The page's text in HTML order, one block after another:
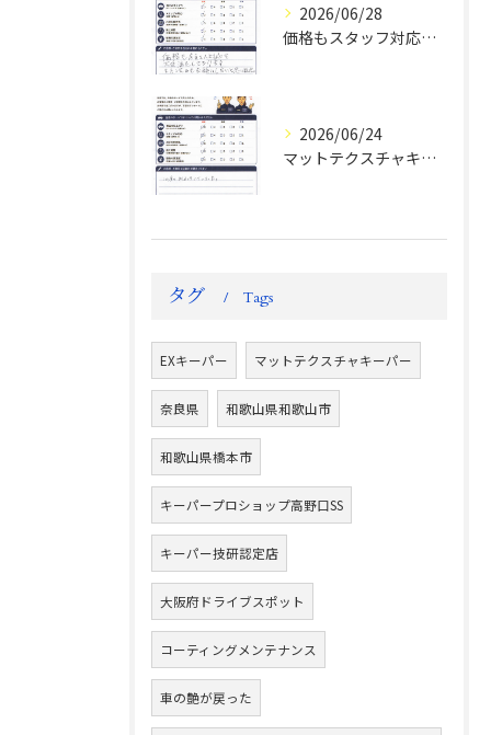
2026/06/28
価格もスタッフ対応も大変満足！ランドクルーザーFJお客様の声
2026/06/24
マットテクスチャキーパー施工後のお客様の声
タグ Tags
EXキーパー マットテクスチャキーパー
奈良県 和歌山県和歌山市
和歌山県橋本市
キーパープロショップ高野口SS
キーパー技研認定店
大阪府ドライブスポット
コーティングメンテナンス
車の艶が戻った